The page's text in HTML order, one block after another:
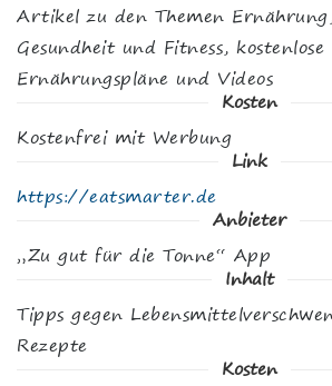
Artikel zu den Themen
Gesundheit und Fitness, kostenlose
Ernährungspläne und Videos
Kosten
Kostenfrei mit Werbung
Link
https://eatsmarter.de
Anbieter
„Zu gut für die Tonne“ App
Inhalt
Tipps gegen
Rezepte
Kosten